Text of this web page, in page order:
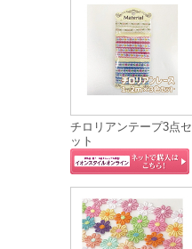
チロリアンテープ3点セ
ット